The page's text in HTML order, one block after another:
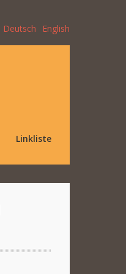
Deutsch English
Linkliste